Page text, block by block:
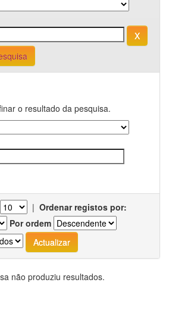
o resultado da pesquisa.
| Ordenar registos por:
Por ordem
não produziu resultados.